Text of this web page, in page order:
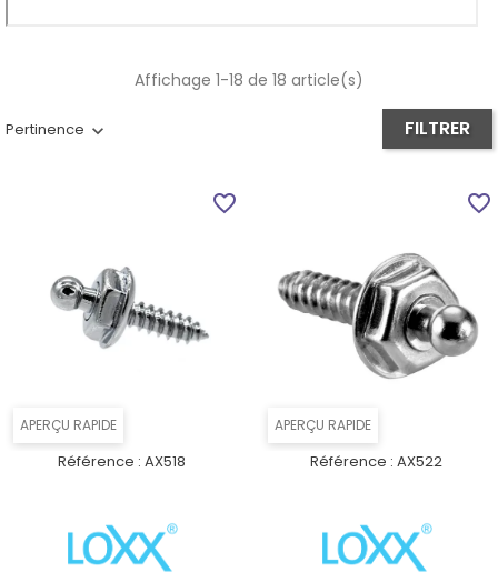
Pertinence FILTRER
Affichage 1-18 de 18 article(s)
APERÇU RAPIDE
Référence : AX518
favorite_border
APERÇU RAPIDE
Référence : AX522
favorite_border